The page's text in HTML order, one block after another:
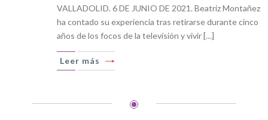
VALLADOLID. 6 DE JUNIO DE 2021. Beatriz Montañez
ha contado su experiencia tras retirarse durante cinco
años de los focos de la televisión y vivir […]
Leer más